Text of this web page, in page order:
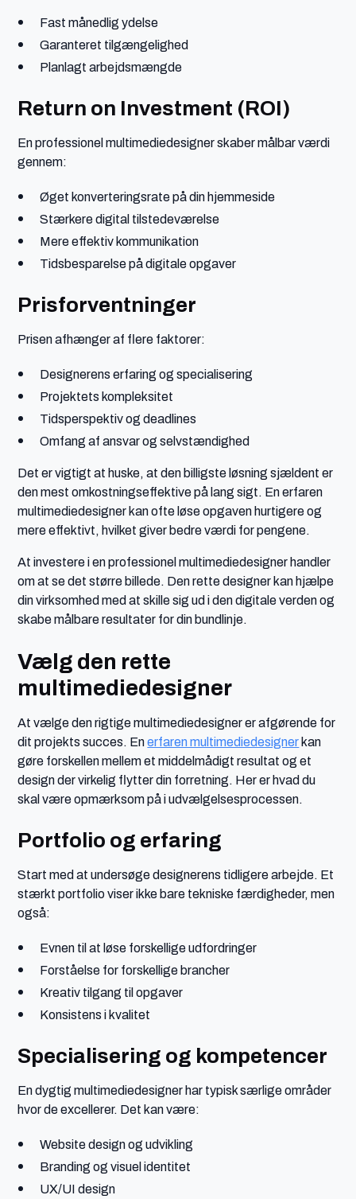
Fast månedlig ydelse
Garanteret tilgængelighed
Planlagt arbejdsmængde
Return on Investment (ROI)
En professionel multimediedesigner skaber målbar værdi
gennem:
Øget konverteringsrate på din hjemmeside
Stærkere digital tilstedeværelse
Mere effektiv kommunikation
Tidsbesparelse på digitale opgaver
Prisforventninger
Prisen afhænger af flere faktorer:
Designerens erfaring og specialisering
Projektets kompleksitet
Tidsperspektiv og deadlines
Omfang af ansvar og selvstændighed
Det er vigtigt at huske, at den billigste løsning sjældent er
den mest omkostningseffektive på lang sigt. En erfaren
multimediedesigner kan ofte løse opgaven hurtigere og
mere effektivt, hvilket giver bedre værdi for pengene.
At investere i en professionel multimediedesigner handler
om at se det større billede. Den rette designer kan hjælpe
din virksomhed med at skille sig ud i den digitale verden og
skabe målbare resultater for din bundlinje.
Vælg den rette
multimediedesigner
At vælge den rigtige multimediedesigner er afgørende for
dit projekts succes. Enerfaren multimediedesignerkan
gøre forskellen mellem et middelmådigt resultat og et
design der virkelig flytter din forretning. Her er hvad du
skal være opmærksom på i udvælgelsesprocessen.
Portfolio og erfaring
Start med at undersøge designerens tidligere arbejde. Et
stærkt portfolio viser ikke bare tekniske færdigheder, men
også:
Evnen til at løse forskellige udfordringer
Forståelse for forskellige brancher
Kreativ tilgang til opgaver
Konsistens i kvalitet
Specialisering og kompetencer
En dygtig multimediedesigner har typisk særlige områder
hvor de excellerer. Det kan være:
Website design og udvikling
Branding og visuel identitet
UX/UI design